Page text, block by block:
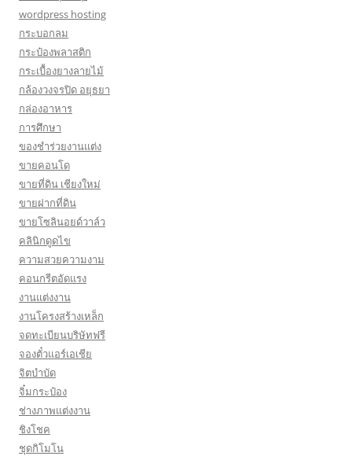
wordpress hosting
กระบอกลม
กระป๋องพลาสติก
กระเบื้องยางลายไม้
กล้องวงจรปิด อยุธยา
กล่องอาหาร
การศึกษา
ของชำร่วยงานแต่ง
ขายคอนโด
ขายที่ดิน เชียงใหม่
ขายฝากที่ดิน
ขายโซลินอยด์วาล์ว
คลินิกดูดไข
ความสวยความงาม
คอนกรีตอัดแรง
งานแต่งงาน
งานโครงสร้างเหล็ก
จดทะเบียนบริษัทฟรี
จองตั๋วแอร์เอเชีย
จิตบำบัด
จิ๋มกระป๋อง
ช่างภาพแต่งงาน
ชิงโชค
ชุดกิโมโน